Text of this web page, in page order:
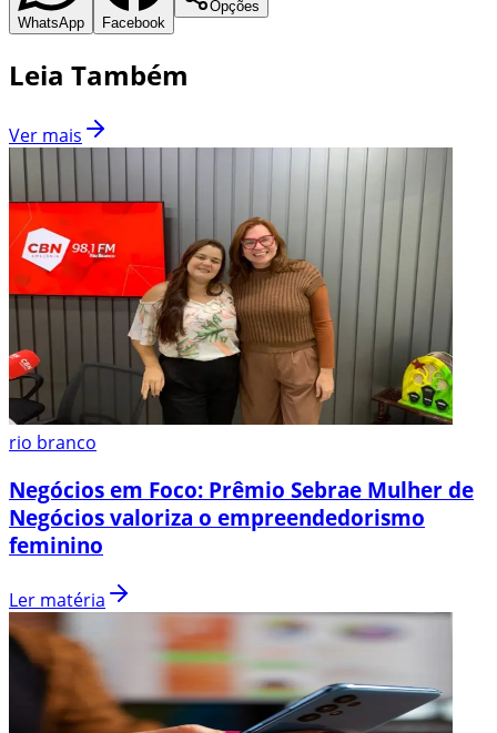
WhatsApp Facebook
Opções
Leia Também
Ver mais
rio branco
Negócios em Foco: Prêmio Sebrae Mulher de
Negócios valoriza o empreendedorismo
feminino
Ler matéria